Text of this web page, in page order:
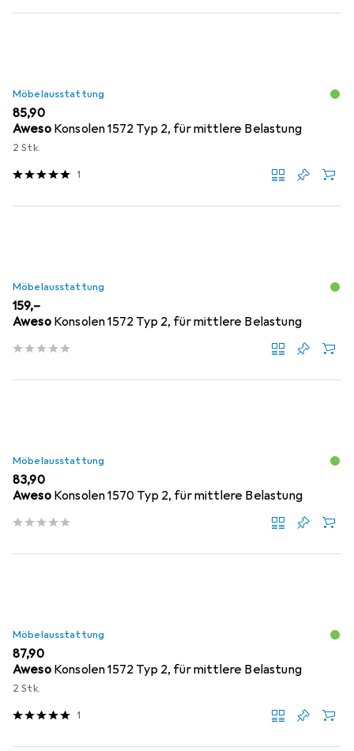
Möbelausstattung
EUR
85,90
Aweso Konsolen 1572 Typ 2, für mittlere Belastung
2 Stk.
1
Möbelausstattung
EUR
159,–
Aweso Konsolen 1572 Typ 2, für mittlere Belastung
Möbelausstattung
EUR
83,90
Aweso Konsolen 1570 Typ 2, für mittlere Belastung
Möbelausstattung
EUR
87,90
Aweso Konsolen 1572 Typ 2, für mittlere Belastung
2 Stk.
1